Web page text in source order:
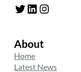
Twitter LinkedIn Instagram
About
Home
Latest News